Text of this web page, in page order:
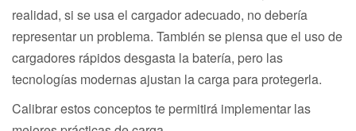
realidad, si se usa el cargador adecuado, no debería
representar un problema. También se piensa que el uso de
cargadores rápidos desgasta la batería, pero las
tecnologías modernas ajustan la carga para protegerla.
Calibrar estos conceptos te permitirá implementar las